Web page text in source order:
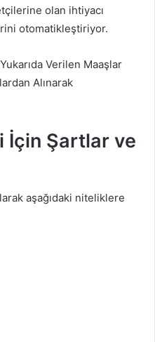
olan ihtiyacı
otomatikleştiriyor.
Verilen Maaşlar
Alınarak
İçin Şartlar ve
aşağıdaki niteliklere